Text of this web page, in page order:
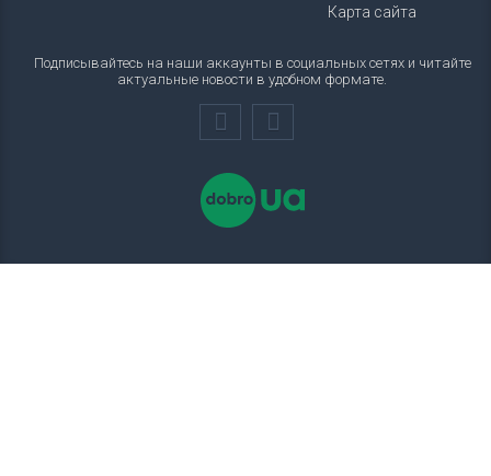
Карта сайта
Подписывайтесь на наши аккаунты в социальных сетях и читайте
актуальные новости в удобном формате.